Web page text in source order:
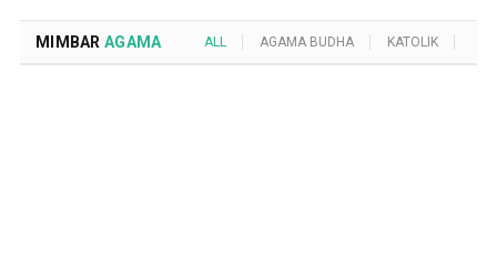
MIMBAR AGAMA ALL AGAMA BUDHA KATOLIK